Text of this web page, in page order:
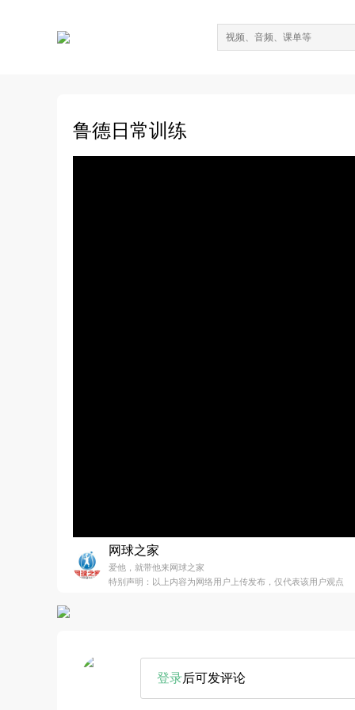
鲁德日常训练
网球之家
爱他，就带他来网球之家
特别声明：以上内容为网络用户上传发布，仅代表该用户观点
登录后可发评论